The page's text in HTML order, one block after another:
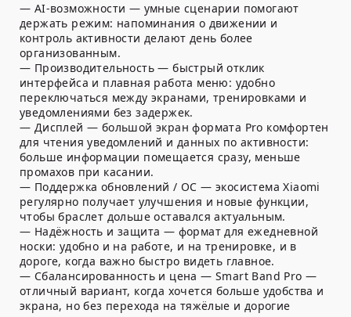
— AI-возможности — умные сценарии помогают
держать режим: напоминания о движении и
контроль активности делают день более
организованным.
— Производительность — быстрый отклик
интерфейса и плавная работа меню: удобно
переключаться между экранами, тренировками и
уведомлениями без задержек.
— Дисплей — большой экран формата Pro комфортен
для чтения уведомлений и данных по активности:
больше информации помещается сразу, меньше
промахов при касании.
— Поддержка обновлений / ОС — экосистема Xiaomi
регулярно получает улучшения и новые функции,
чтобы браслет дольше оставался актуальным.
— Надёжность и защита — формат для ежедневной
носки: удобно и на работе, и на тренировке, и в
дороге, когда важно быстро видеть главное.
— Сбалансированность и цена — Smart Band Pro —
отличный вариант, когда хочется больше удобства и
экрана, но без перехода на тяжёлые и дорогие